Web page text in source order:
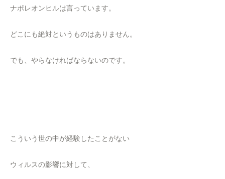
ナポレオンヒルは言っています。
どこにも絶対というものはありません。
でも、やらなければならないのです。
こういう世の中が経験したことがない
ウィルスの影響に対して、